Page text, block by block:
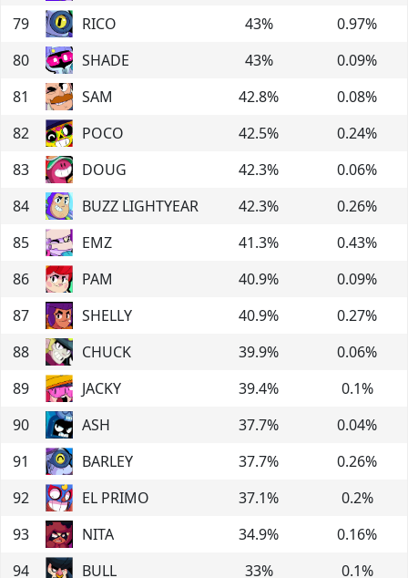
79
RICO 43% 0.97%
80
SHADE 43% 0.09%
81
SAM 42.8% 0.08%
82
POCO 42.5% 0.24%
83
DOUG 42.3% 0.06%
84
BUZZ LIGHTYEAR 42.3% 0.26%
85
EMZ 41.3% 0.43%
86
PAM 40.9% 0.09%
87
SHELLY 40.9% 0.27%
88
CHUCK 39.9% 0.06%
89
JACKY 39.4% 0.1%
90
ASH 37.7% 0.04%
91
BARLEY 37.7% 0.26%
92
EL PRIMO 37.1% 0.2%
93
NITA 34.9% 0.16%
94
BULL 33% 0.1%